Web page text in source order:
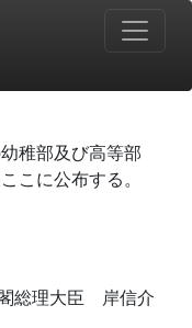
稚部及び高等部
こに公布する。
総理大臣 岸信介